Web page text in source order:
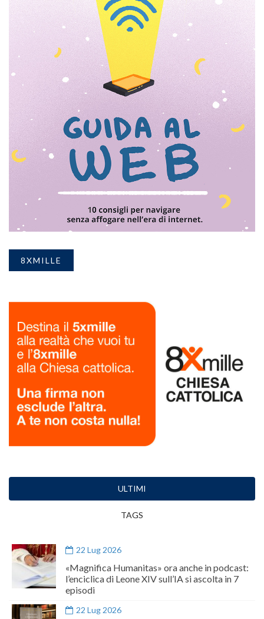
8XMILLE
ULTIMI
TAGS
22 Lug 2026
«Magnifica Humanitas» ora anche in podcast:
l’enciclica di Leone XIV sull’IA si ascolta in 7
episodi
22 Lug 2026